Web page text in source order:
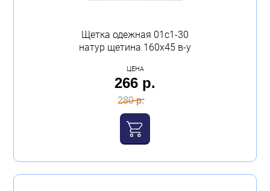
Щетка одежная 01с1-30
натур щетина 160х45 в-у
ЦЕНА
266 р.
280 р.